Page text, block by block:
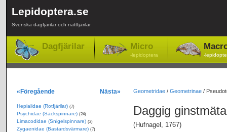
Lepidoptera.se
Svenska dagfjärilar och nattfjärilar
Dagfjärilar Micro
-lepidoptera -
Geometridae/ Geometrinae/
Daggig
(Hufnagel, 1767)
«Föregående Nästa»
Hepialidae (Rotfjärilar) (7)
Psychidae (Säckspinnare) (24)
Limacodidae (Snigelspinnare) (2)
Zygaenidae (Bastardsvärmare) (7)